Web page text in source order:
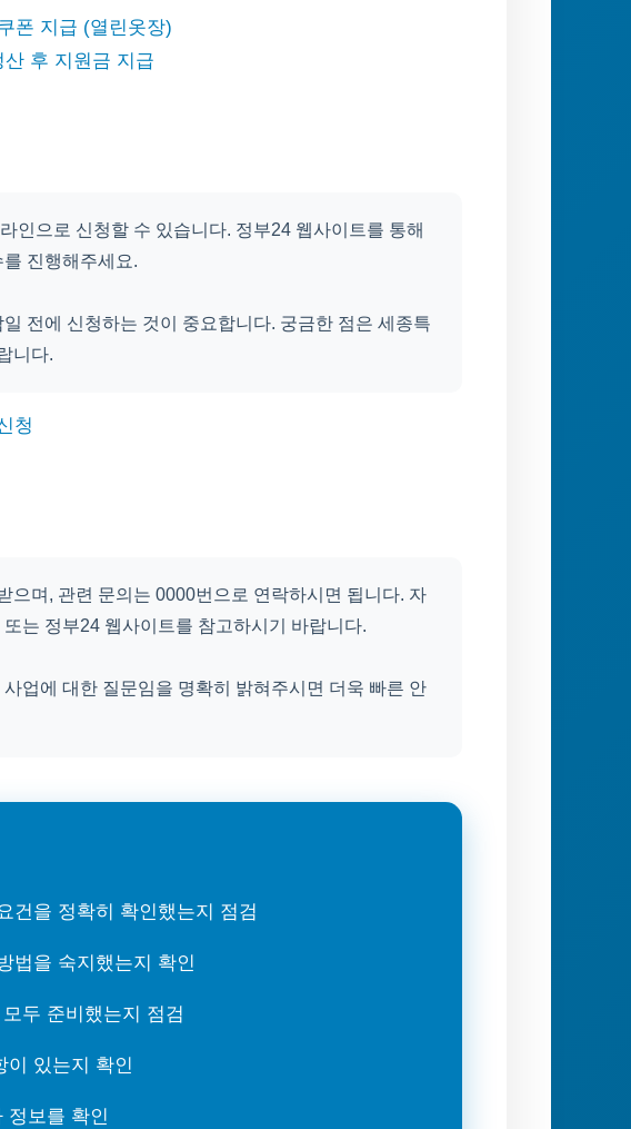
폰 지급 (열린옷장)
후 지원금 지급
인으로 신청할 수 있습니다. 정부24 웹사이트를 통해
진행해주세요.
전에 신청하는 것이 중요합니다. 궁금한 점은 세종특
니다.
청
으며, 관련 문의는 0000번으로 연락하시면 됩니다. 자
는 정부24 웹사이트를 참고하시기 바랍니다.
업에 대한 질문임을 명확히 밝혀주시면 더욱 빠른 안
건을 정확히 확인했는지 점검
법을 숙지했는지 확인
두 준비했는지 점검
이 있는지 확인
정보를 확인